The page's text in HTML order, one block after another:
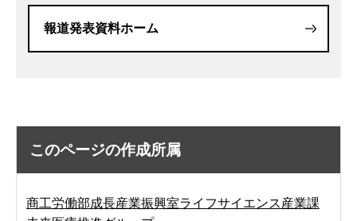
報道発表資料ホーム
このページの作成所属
商工労働部成長産業振興室ライフサイエンス産業課